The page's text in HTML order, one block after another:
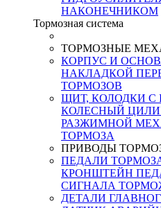
НАКОНЕЧНИКОМ
Тормозная система
ТОРМОЗНЫЕ
КОРПУС И
НАКЛАДКОЙ
ТОРМОЗОВ
ЩИТ, КОЛОДКИ С
КОЛЕСНЫЙ
РАЗЖИМНОЙ
ТОРМОЗА
ПРИВОДЫ
ПЕДАЛИ
КРОНШТЕЙН
СИГНАЛА
ДЕТАЛИ